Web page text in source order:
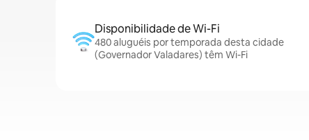
Disponibilidade de Wi-Fi
480 aluguéis por temporada desta cidade
(Governador Valadares) têm Wi-Fi